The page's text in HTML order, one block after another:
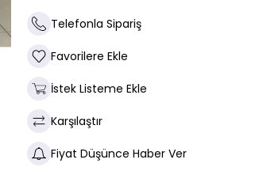
Telefonla Sipariş
Favorilere Ekle
İstek Listeme Ekle
Karşılaştır
Fiyat Düşünce Haber Ver